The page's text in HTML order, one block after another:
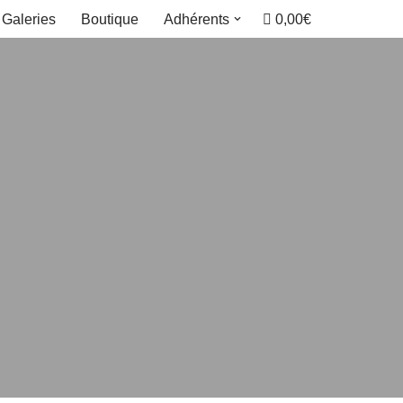
Galeries Boutique Adhérents 0,00€